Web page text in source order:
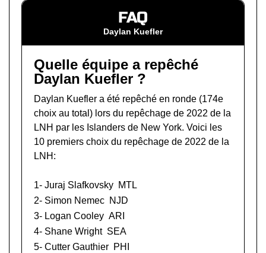
FAQ
Daylan Kuefler
Quelle équipe a repêché
Daylan Kuefler ?
Daylan Kuefler a été repêché en ronde (174e
choix au total) lors du repêchage de 2022 de la
LNH par les Islanders de New York. Voici les
10 premiers choix du repêchage de 2022 de la
LNH:
1- Juraj Slafkovsky MTL
2- Simon Nemec NJD
3- Logan Cooley ARI
4- Shane Wright SEA
5- Cutter Gauthier PHI